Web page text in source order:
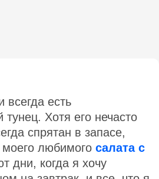
есть
тунец. Хотя его нечасто
спрятан в запасе,
моего любимого салата с
дни, когда я хочу